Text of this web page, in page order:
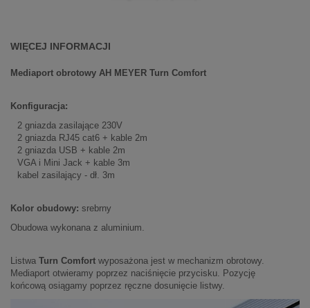
WIĘCEJ INFORMACJI
Mediaport obrotowy AH MEYER Turn Comfort
Konfiguracja:
2 gniazda zasilające 230V
2 gniazda RJ45 cat6 + kable 2m
2 gniazda USB + kable 2m
VGA i Mini Jack + kable 3m
kabel zasilający - dł. 3m
Kolor obudowy: srebrny
Obudowa wykonana z aluminium.
Listwa Turn Comfort wyposażona jest w mechanizm obrotowy.
Mediaport otwieramy poprzez naciśnięcie przycisku. Pozycję
końcową osiągamy poprzez ręczne dosunięcie listwy.